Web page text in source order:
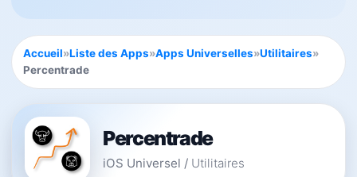
Accueil»Liste des Apps»Apps Universelles»Utilitaires»
Percentrade
Percentrade
iOS Universel / Utilitaires